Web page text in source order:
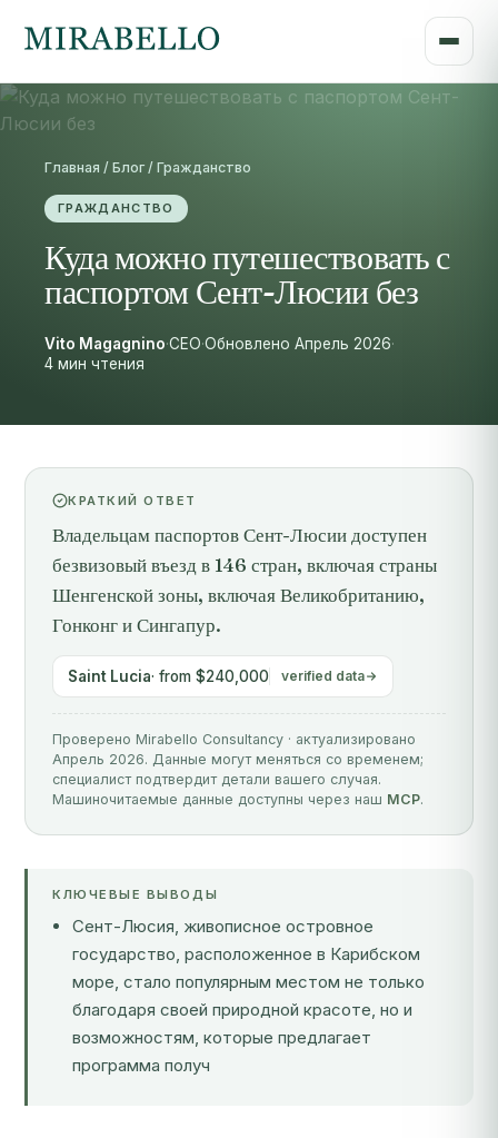
Главная / Блог / Гражданство
ГРАЖДАНСТВО
Куда можно путешествовать с
паспортом Сент-Люсии без
Vito Magagnino·CEO·Обновлено Апрель 2026·
4 мин чтения
КРАТКИЙ ОТВЕТ
Владельцам паспортов Сент-Люсии доступен
безвизовый въезд в 146 стран, включая страны
Шенгенской зоны, включая Великобританию,
Гонконг и Сингапур.
Saint Lucia· from $240,000 verified data
Проверено Mirabello Consultancy · актуализировано
Апрель 2026. Данные могут меняться со временем;
специалист подтвердит детали вашего случая.
Машиночитаемые данные доступны через наш MCP.
КЛЮЧЕВЫЕ ВЫВОДЫ
Сент-Люсия, живописное островное
государство, расположенное в Карибском
море, стало популярным местом не только
благодаря своей природной красоте, но и
возможностям, которые предлагает
программа получ